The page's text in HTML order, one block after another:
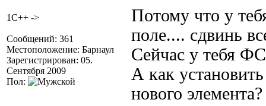
1C++ ->
Сообщений: 361
Местоположение: Барнаул
Зарегистрирован: 05.
Сентября 2009
Пол:
Потому что у
поле.... сдвинь
Сейчас у тебя
А как
нового элемента?